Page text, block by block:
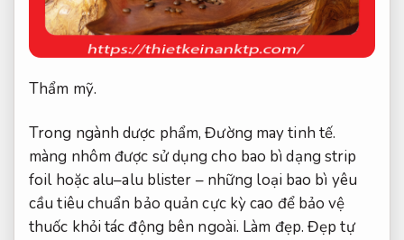
Thẩm mỹ.
Trong ngành dược phẩm,Đường may tinh tế.
màng nhôm được sử dụng cho bao bì dạng strip
foil hoặc alu–alu blister – những loại bao bì yêu
cầu tiêu chuẩn bảo quản cực kỳ cao để bảo vệ
thuốc khỏi tác động bên ngoài. Làm đẹp. Đẹp tự